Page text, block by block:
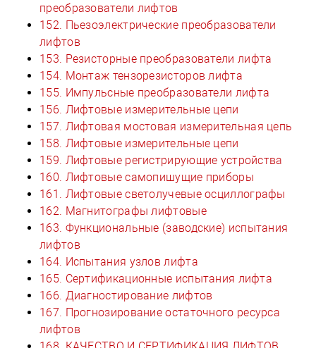
преобразователи лифтов
152. Пьезоэлектрические преобразователи
лифтов
153. Резисторные преобразователи лифта
154. Монтаж тензорезисторов лифта
155. Импульсные преобразователи лифта
156. Лифтовые измерительные цепи
157. Лифтовая мостовая измерительная цепь
158. Лифтовые измерительные цепи
159. Лифтовые регистрирующие устройства
160. Лифтовые самопишущие приборы
161. Лифтовые светолучевые осциллографы
162. Магнитографы лифтовые
163. Функциональные (заводские) испытания
лифтов
164. Испытания узлов лифта
165. Сертификационные испытания лифта
166. Диагностирование лифтов
167. Прогнозирование остаточного ресурса
лифтов